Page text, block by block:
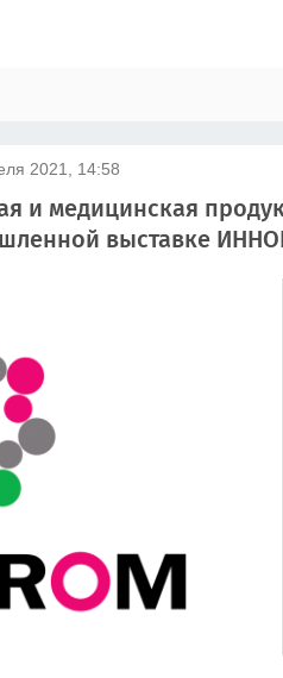
2021, 14:58
и медицинская
выставке